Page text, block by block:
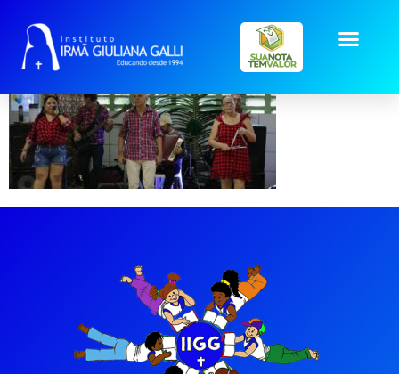
julho-Banner1